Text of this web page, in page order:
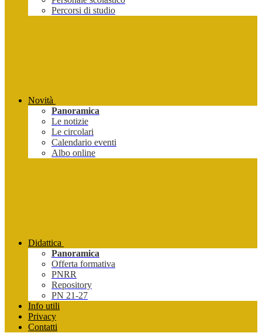
Percorsi di studio
Novità
Panoramica
Le notizie
Le circolari
Calendario eventi
Albo online
Didattica
Panoramica
Offerta formativa
PNRR
Repository
PN 21-27
Info utili
Privacy
Contatti